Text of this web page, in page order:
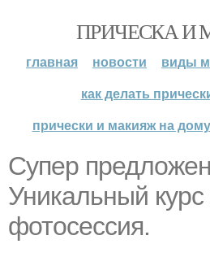
ПРИЧЕСКА И
главная новости
виды
как делать
прически и макияж на дому
Супер
Уникальный курс
фотосессия.